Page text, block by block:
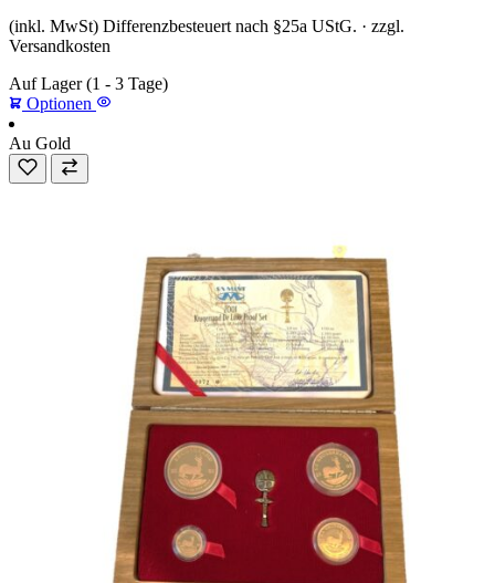
(inkl. MwSt) Differenzbesteuert nach §25a UStG. · zzgl.
Versandkosten
Auf Lager (1 - 3 Tage)
Optionen
Au Gold